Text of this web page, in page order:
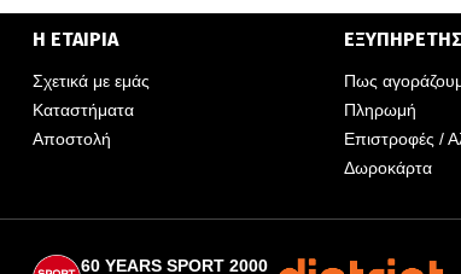
Η ΕΤΑΙΡΙΑ
Σχετικά με εμάς
Καταστήματα
Αποστολή
Πως
Πληρωμή
Επιστροφές /
Δωροκάρτα
60 YEARS SPORT 2000